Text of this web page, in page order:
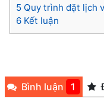
5 Quy trình đặt lịch
6 Kết luận
Bình luận 1